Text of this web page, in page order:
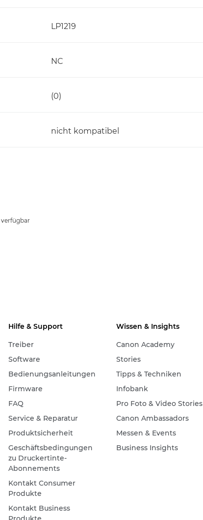
LP1219
NC
(0)
nicht kompatibel
verfügbar
Hilfe & Support
Treiber
Software
Bedienungsanleitungen
Firmware
FAQ
Service & Reparatur
Produktsicherheit
Geschäftsbedingungen
zu Druckertinte-
Abonnements
Kontakt Consumer
Produkte
Kontakt Business
Wissen & Insights
Canon Academy
Stories
Tipps & Techniken
Infobank
Pro Foto & Video Stories
Canon Ambassadors
Messen & Events
Business Insights